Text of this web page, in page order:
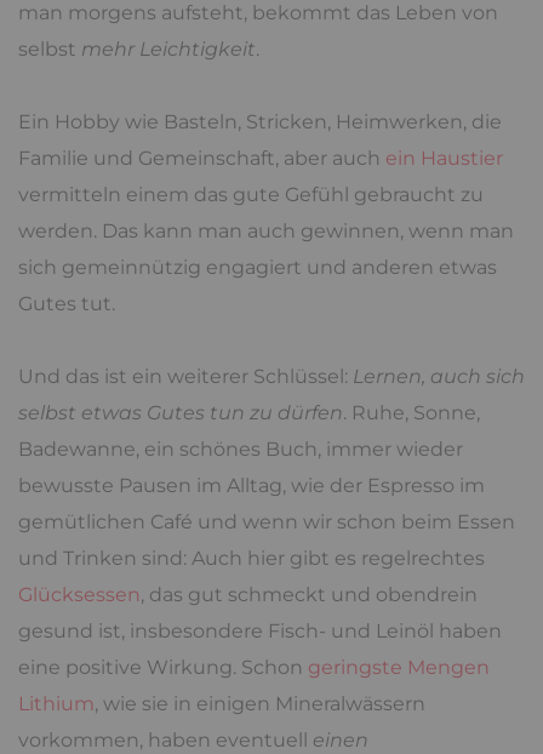
man morgens aufsteht, bekommt das Leben von
selbst mehr Leichtigkeit.
Ein Hobby wie Basteln, Stricken, Heimwerken, die
Familie und Gemeinschaft, aber auch ein Haustier
vermitteln einem das gute Gefühl gebraucht zu
werden. Das kann man auch gewinnen, wenn man
sich gemeinnützig engagiert und anderen etwas
Gutes tut.
Und das ist ein weiterer Schlüssel: Lernen, auch sich
selbst etwas Gutes tun zu dürfen. Ruhe, Sonne,
Badewanne, ein schönes Buch, immer wieder
bewusste Pausen im Alltag, wie der Espresso im
gemütlichen Café und wenn wir schon beim Essen
und Trinken sind: Auch hier gibt es regelrechtes
Glücksessen, das gut schmeckt und obendrein
gesund ist, insbesondere Fisch- und Leinöl haben
eine positive Wirkung. Schon geringste Mengen
Lithium, wie sie in einigen Mineralwässern
vorkommen, haben eventuell einen